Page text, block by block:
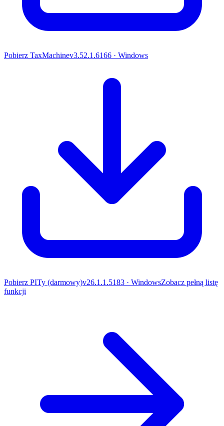
Pobierz TaxMachinev3.52.1.6166 · Windows
Pobierz PITy (darmowy)v26.1.1.5183 · WindowsZobacz pełną listę
funkcji